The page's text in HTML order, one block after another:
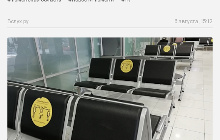
Вслух.ру 6 августа, 15:12